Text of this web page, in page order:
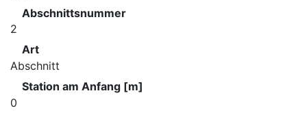
Abschnittsnummer
2
Art
Abschnitt
Station am Anfang [m]
0